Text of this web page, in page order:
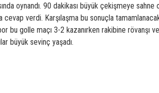
oynandı. 90 dakikası büyük çekişmeye
verdi. Karşılaşma bu sonuçla
bu golle maçı 3-2 kazanırken rakibine rövanşı
büyük sevinç yaşadı.